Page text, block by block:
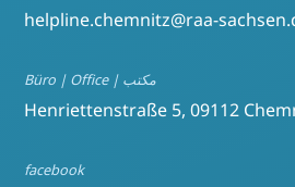
helpline.chemnitz@raa-
Büro | Office | مكتب
Henriettenstraße 5, 09112
facebook